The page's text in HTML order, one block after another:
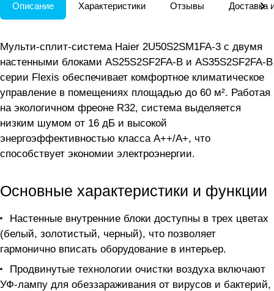
Описание Характеристики Отзывы Доставка
Мульти-сплит-система Haier 2U50S2SM1FA-3 с двумя
настенными блоками AS25S2SF2FA-B и AS35S2SF2FA-B
серии Flexis обеспечивает комфортное климатическое
управление в помещениях площадью до 60 м². Работая
на экологичном фреоне R32, система выделяется
низким шумом от 16 дБ и высокой
энергоэффективностью класса A++/A+, что
способствует экономии электроэнергии.
Основные характеристики и функции
Настенные внутренние блоки доступны в трех цветах
(белый, золотистый, черный), что позволяет
гармонично вписать оборудование в интерьер.
Продвинутые технологии очистки воздуха включают
УФ-лампу для обеззараживания от вирусов и бактерий,